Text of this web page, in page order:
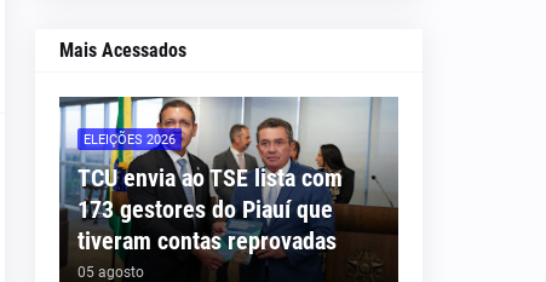
Mais Acessados
ELEIÇÕES 2026
TCU envia ao TSE lista com
173 gestores do Piauí que
tiveram contas reprovadas
05 agosto